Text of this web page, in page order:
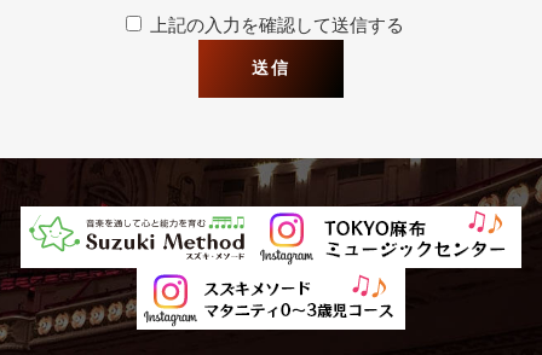
上記の入力を確認して送信する